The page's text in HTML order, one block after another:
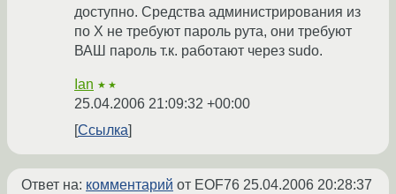
доступно. Средства администрирования из
по X не требуют пароль рута, они требуют
ВАШ пароль т.к. работают через sudo.
Ian ★★
25.04.2006 21:09:32 +00:00
Ссылка
Ответ на: комментарий от EOF76 25.04.2006 20:28:37